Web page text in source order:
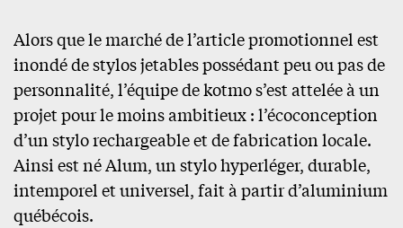
Alors que le marché de l’article promotionnel est
inondé de stylos jetables possédant peu ou pas de
personnalité, l’équipe de kotmo s’est attelée à un
projet pour le moins ambitieux : l’écoconception
d’un stylo rechargeable et de fabrication locale.
Ainsi est né Alum, un stylo hyperléger, durable,
intemporel et universel, fait à partir d’aluminium
québécois.